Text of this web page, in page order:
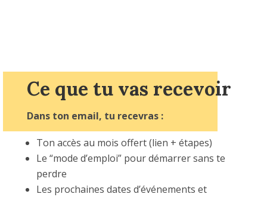
Ce que tu vas recevoir
Dans ton email, tu recevras :
Ton accès au mois offert (lien + étapes)
Le “mode d’emploi” pour démarrer sans te
perdre
Les prochaines dates d’événements et